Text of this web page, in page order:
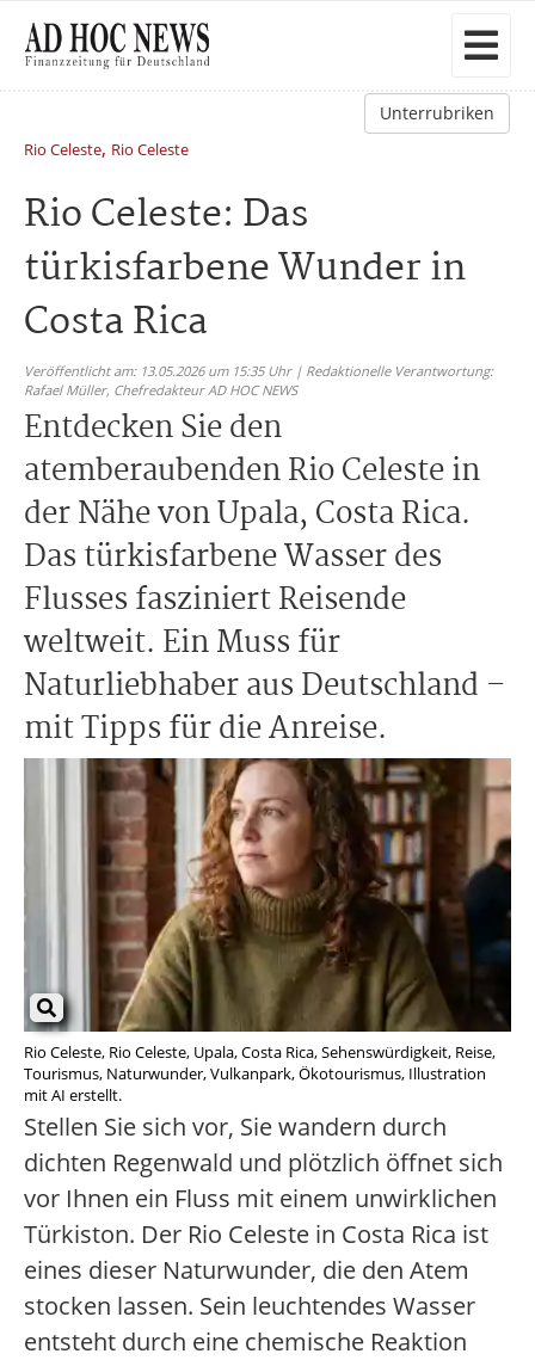
Unterrubriken
Rio Celeste, Rio Celeste
Rio Celeste: Das
türkisfarbene Wunder in
Costa Rica
Veröffentlicht am: 13.05.2026 um 15:35 Uhr | Redaktionelle Verantwortung:
Rafael Müller, Chefredakteur AD HOC NEWS
Entdecken Sie den
atemberaubenden Rio Celeste in
der Nähe von Upala, Costa Rica.
Das türkisfarbene Wasser des
Flusses fasziniert Reisende
weltweit. Ein Muss für
Naturliebhaber aus Deutschland –
mit Tipps für die Anreise.
Rio Celeste, Rio Celeste, Upala, Costa Rica, Sehenswürdigkeit, Reise,
Tourismus, Naturwunder, Vulkanpark, Ökotourismus, Illustration
mit AI erstellt.
Stellen Sie sich vor, Sie wandern durch
dichten Regenwald und plötzlich öffnet sich
vor Ihnen ein Fluss mit einem unwirklichen
Türkiston. Der Rio Celeste in Costa Rica ist
eines dieser Naturwunder, die den Atem
stocken lassen. Sein leuchtendes Wasser
entsteht durch eine chemische Reaktion